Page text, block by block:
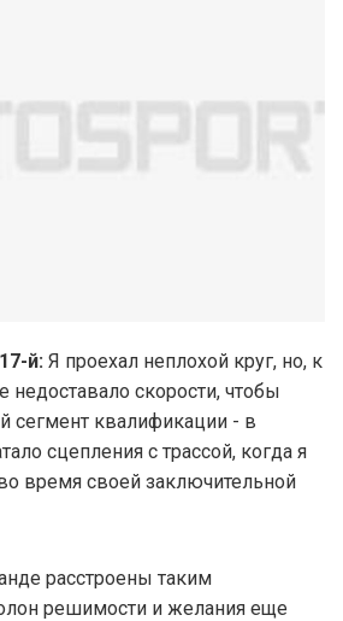
й: Я проехал неплохой круг, но, к
скорости, чтобы
сегмент квалификации - в
сцепления с трассой, когда я
время своей заключительной
расстроены таким
решимости и желания еще